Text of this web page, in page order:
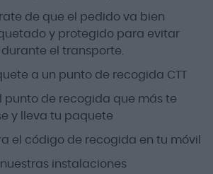
de que el pedido va bien
y protegido para evitar
el transporte.
a un punto de recogida CTT
punto de recogida que más te
y lleva tu paquete
el código de recogida en tu móvil
nuestras instalaciones